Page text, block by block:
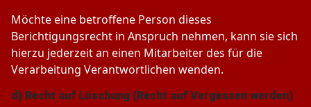
Möchte eine betroffene Person dieses
Berichtigungsrecht in Anspruch nehmen, kann sie sich
hierzu jederzeit an einen Mitarbeiter des für die
Verarbeitung Verantwortlichen wenden.
d) Recht auf Löschung (Recht auf Vergessen werden)